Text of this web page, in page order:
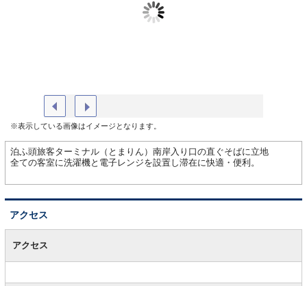
※表示している画像はイメージとなります。
泊ふ頭旅客ターミナル（とまりん）南岸入り口の直ぐそばに立地
全ての客室に洗濯機と電子レンジを設置し滞在に快適・便利。
アクセス
アクセス